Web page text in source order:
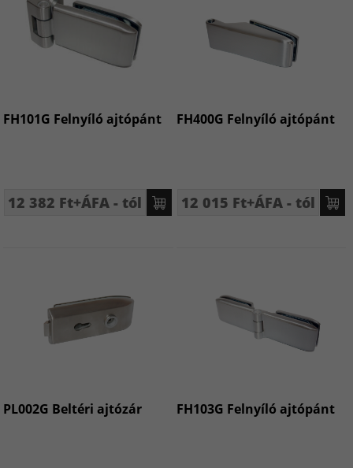
FH101G Felnyíló ajtópánt
12 382 Ft+ÁFA - tól
FH400G Felnyíló ajtópánt
12 015 Ft+ÁFA - tól
PL002G Beltéri ajtózár FH103G Felnyíló ajtópánt